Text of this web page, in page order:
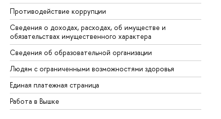
Противодействие коррупции
Сведения о доходах, расходах, об имуществе и
обязательствах имущественного характера
Сведения об образовательной организации
Людям с ограниченными возможностями здоровья
Единая платежная страница
Работа в Вышке